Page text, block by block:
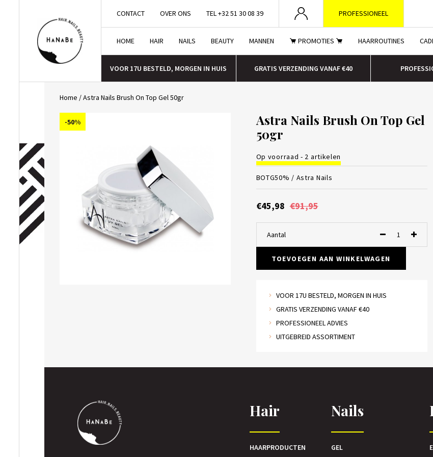
CONTACT OVER ONS TEL +32 51 30 08 39 PROFESSIONEEL
HOME HAIR NAILS BEAUTY MANNEN PROMOTIES HAARROUTINES
VOOR 17U BESTELD, MORGEN IN HUIS GRATIS VERZENDING VANAF €40
Home /Astra Nails Brush On Top Gel 50gr
-50%
Astra Nails Brush On Top Gel
50gr
Op voorraad - 2 artikelen
BOTG50% / Astra Nails
€45,98 €91,95
Aantal
TOEVOEGEN AAN WINKELWAGEN
VOOR 17U BESTELD, MORGEN IN HUIS
GRATIS VERZENDING VANAF €40
PROFESSIONEEL ADVIES
UITGEBREID ASSORTIMENT
Hair
HAARPRODUCTEN
Nails
GEL